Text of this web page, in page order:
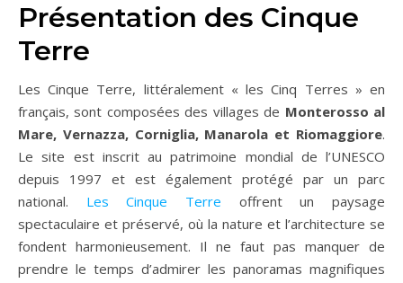
Présentation des Cinque
Terre
Les Cinque Terre, littéralement « les Cinq Terres » en
français, sont composées des villages de Monterosso al
Mare, Vernazza, Corniglia, Manarola et Riomaggiore.
Le site est inscrit au patrimoine mondial de l’UNESCO
depuis 1997 et est également protégé par un parc
national. Les Cinque Terre offrent un paysage
spectaculaire et préservé, où la nature et l’architecture se
fondent harmonieusement. Il ne faut pas manquer de
prendre le temps d’admirer les panoramas magnifiques